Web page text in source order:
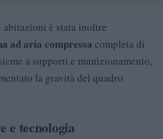
abitazioni è stata inoltre
ad aria compressa completa di
a supporti e munizionamento,
la gravità del quadro
e tecnologia